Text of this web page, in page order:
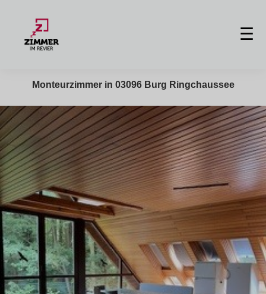
☰
Monteurzimmer in 03096 Burg Ringchaussee